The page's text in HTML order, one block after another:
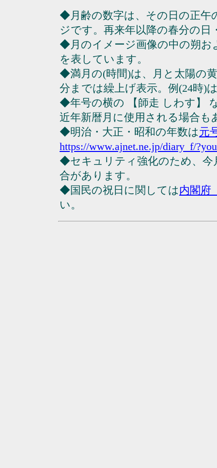
◆月齢の数字は、その日の正午
ジです。再来年以降の春分の日
◆月のイメージ画像の中の朔
を表しています。
◆満月の(時間)は、月と太陽の
分までは繰上げ表示。例(24時)
◆年号の横の 【師走 しわす】
近年新暦月に使用される場合も
◆明治・大正・昭和の年数は元
https://www.ajnet.ne.jp/diary_f/
◆セキュリティ強化のため、今
合があります。
◆国民の祝日に関しては内閣府
い。